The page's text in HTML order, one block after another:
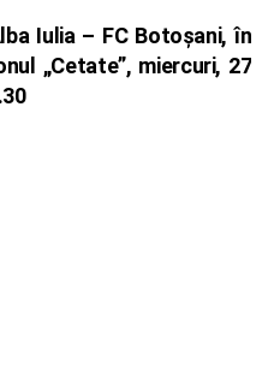
Iulia – FC Botoșani, în
„Cetate”, miercuri, 27